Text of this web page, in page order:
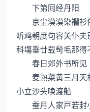
下第囘经丹阳
京尘漠漠染襴衫
听鸡朝度句容关仆
科塲垂廿载髩毛那得
春日郊外书所见
麦熟菜黄三月天
小立沙头唤渡船
蚕月人家戸若封